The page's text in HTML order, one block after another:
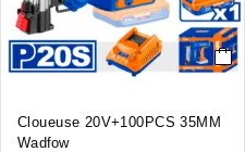
Cloueuse 20V+100PCS 35MM
Wadfow